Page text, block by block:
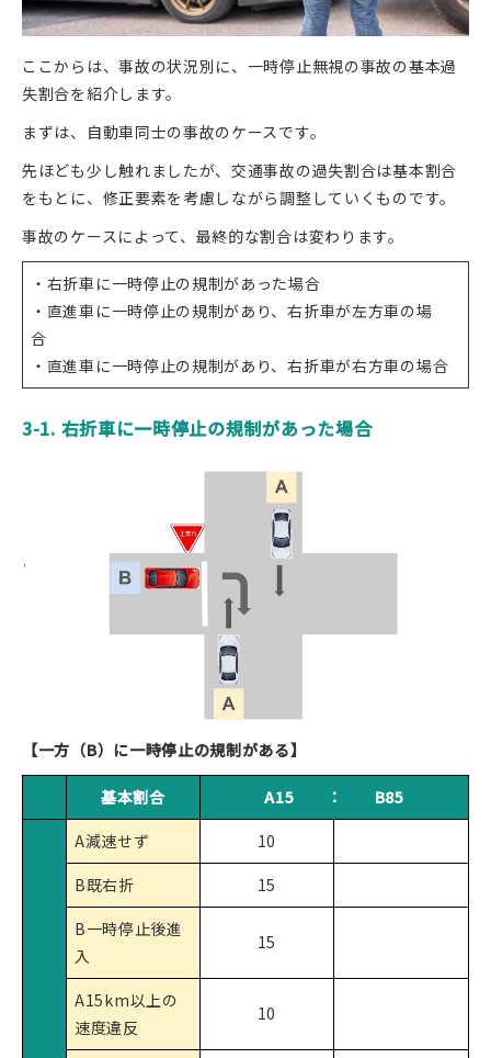
ここからは、事故の状況別に、一時停止無視の事故の基本過
失割合を紹介します。
まずは、自動車同士の事故のケースです。
先ほども少し触れましたが、交通事故の過失割合は基本割合
をもとに、修正要素を考慮しながら調整していくものです。
事故のケースによって、最終的な割合は変わります。
・右折車に一時停止の規制があった場合
・直進車に一時停止の規制があり、右折車が左方車の場
合
・直進車に一時停止の規制があり、右折車が右方車の場合
3-1. 右折車に一時停止の規制があった場合
【一方（B）に一時停止の規制がある】
基本割合 A15 ： B85
A減速せず
10
B既右折
15
B一時停止後進
入
15
A15km以上の
速度違反
10